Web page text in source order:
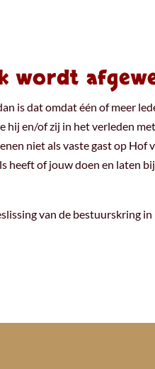
wordt
is dat omdat één of meer
hij en/of zij in het verleden
niet als vaste gast op Hof
heeft of jouw doen en laten
van de bestuurskring